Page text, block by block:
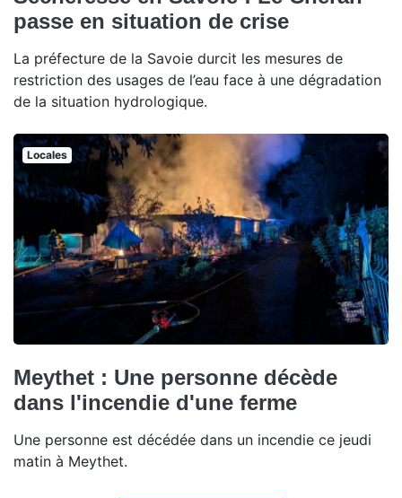
passe en situation de crise
La préfecture de la Savoie durcit les mesures de
restriction des usages de l’eau face à une dégradation
de la situation hydrologique.
Locales
Meythet : Une personne décède
dans l'incendie d'une ferme
Une personne est décédée dans un incendie ce jeudi
matin à Meythet.